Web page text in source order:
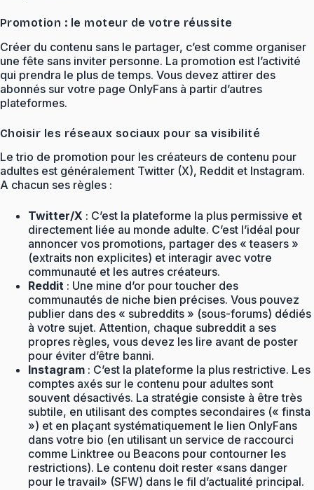
Promotion : le moteur de votre réussite
Créer du contenu sans le partager, c’est comme organiser
une fête sans inviter personne. La promotion est l’activité
qui prendra le plus de temps. Vous devez attirer des
abonnés sur votre page OnlyFans à partir d’autres
plateformes.
Choisir les réseaux sociaux pour sa visibilité
Le trio de promotion pour les créateurs de contenu pour
adultes est généralement Twitter (X), Reddit et Instagram.
A chacun ses règles :
Twitter/X : C’est la plateforme la plus permissive et
directement liée au monde adulte. C’est l’idéal pour
annoncer vos promotions, partager des « teasers »
(extraits non explicites) et interagir avec votre
communauté et les autres créateurs.
Reddit : Une mine d’or pour toucher des
communautés de niche bien précises. Vous pouvez
publier dans des « subreddits » (sous-forums) dédiés
à votre sujet. Attention, chaque subreddit a ses
propres règles, vous devez les lire avant de poster
pour éviter d’être banni.
Instagram : C’est la plateforme la plus restrictive. Les
comptes axés sur le contenu pour adultes sont
souvent désactivés. La stratégie consiste à être très
subtile, en utilisant des comptes secondaires (« finsta
») et en plaçant systématiquement le lien OnlyFans
dans votre bio (en utilisant un service de raccourci
comme Linktree ou Beacons pour contourner les
restrictions). Le contenu doit rester «sans danger
pour le travail» (SFW) dans le fil d’actualité principal.